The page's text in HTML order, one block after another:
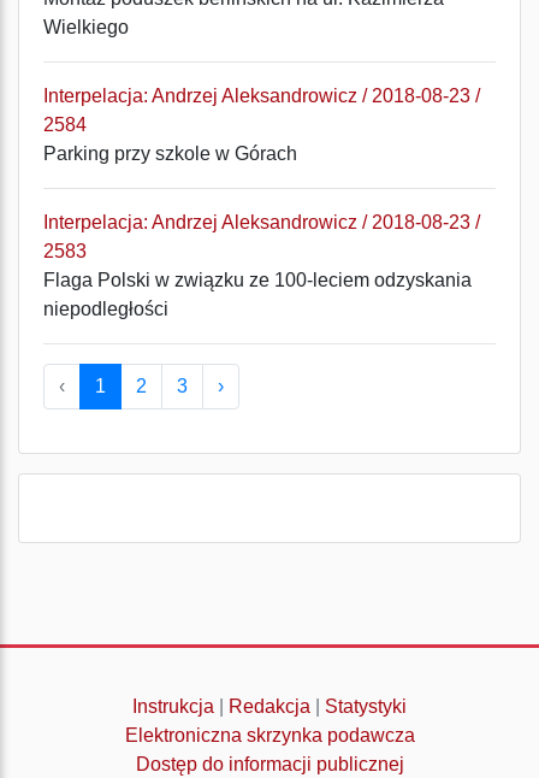
Wielkiego
Interpelacja: Andrzej Aleksandrowicz / 2018-08-23 /
2584
Parking przy szkole w Górach
Interpelacja: Andrzej Aleksandrowicz / 2018-08-23 /
2583
Flaga Polski w związku ze 100-leciem odzyskania
niepodległości
‹ 1 2 3 ›
Instrukcja Redakcja
Statystyki
Elektroniczna skrzynka podawcza
Dostęp do informacji publicznej